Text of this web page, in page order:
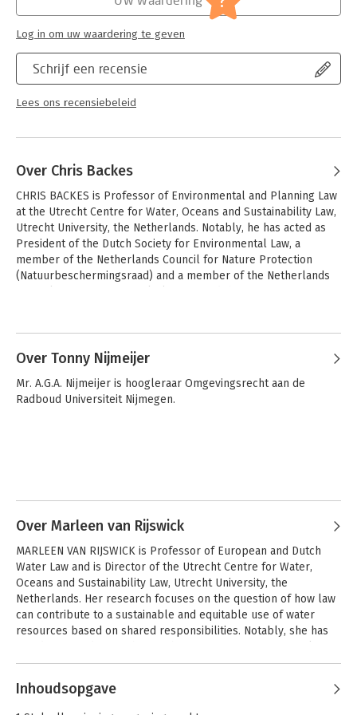
Schrijf een recensie
Lees ons recensiebeleid
Log in om uw waardering te geven
Over Chris Backes
CHRIS BACKES is Professor of Environmental and Planning Law
at the Utrecht Centre for Water, Oceans and Sustainability Law,
Utrecht University, the Netherlands. Notably, he has acted as
President of the Dutch Society for Environmental Law, a
member of the Netherlands Council for Nature Protection
(Natuurbeschermingsraad) and a member of the Netherlands
Natuur in de
Met recht naar een
Over Tonny Nijmeijer
Mr. A.G.A. Nijmeijer is hoogleraar Omgevingsrecht aan de
Radboud Universiteit Nijmegen.
Over Marleen van Rijswick
MARLEEN VAN RIJSWICK is Professor of European and Dutch
Water Law and is Director of the Utrecht Centre for Water,
Oceans and Sustainability Law, Utrecht University, the
Netherlands. Her research focuses on the question of how law
can contribute to a sustainable and equitable use of water
resources based on shared responsibilities. Notably, she has
a member of the Netherlands Council for Water legislation
member of the Wadden Sea Council (Waddenraad). Her
research interests include water law and adaptation to climate
Andere boeken door Marleen van
Rijswick
Inhoudsopgave